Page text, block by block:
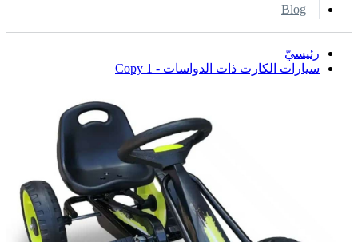
Blog
رئيسيّ
سيارات الكارت ذات الدواسات - Copy 1